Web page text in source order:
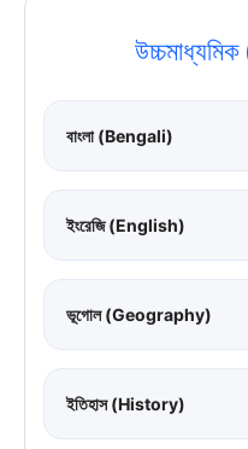
বাংলা (Bengali)
ইংরেজি (English)
ভূগোল (Geography)
ইতিহাস (History)